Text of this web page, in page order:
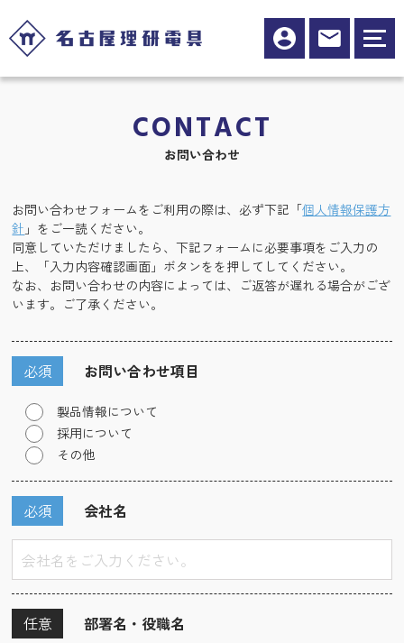
CONTACT
お問い合わせ
お問い合わせフォームをご利用の際は、必ず下記「個人情報保護方
針 」をご一読ください。
同意していただけましたら、下記フォームに必要事項をご入力の
上、「入力内容確認画面」ボタンをを押してしてください。
なお、お問い合わせの内容によっては、ご返答が遅れる場合がござ
います。ご了承ください。
お問い合わせ項目
必須
製品情報について
採用について
その他
会社名
必須
部署名・役職名
任意